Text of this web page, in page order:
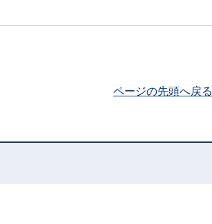
ページの先頭へ戻る